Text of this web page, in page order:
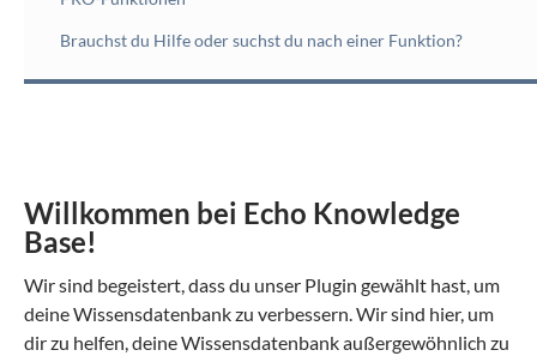
Brauchst du Hilfe oder suchst du nach einer Funktion?
Willkommen bei Echo Knowledge
Base!
Wir sind begeistert, dass du unser Plugin gewählt hast, um
deine Wissensdatenbank zu verbessern. Wir sind hier, um
dir zu helfen, deine Wissensdatenbank außergewöhnlich zu